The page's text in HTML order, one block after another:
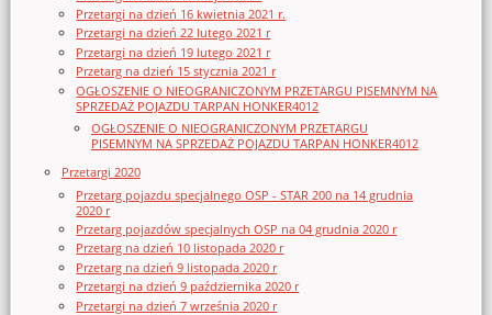
Przetargi na dzień 16 kwietnia 2021 r.
Przetargi na dzień 22 lutego 2021 r
Przetargi na dzień 19 lutego 2021 r
Przetarg na dzień 15 stycznia 2021 r
OGŁOSZENIE O NIEOGRANICZONYM PRZETARGU PISEMNYM NA
SPRZEDAŻ POJAZDU TARPAN HONKER4012
OGŁOSZENIE O NIEOGRANICZONYM PRZETARGU
PISEMNYM NA SPRZEDAŻ POJAZDU TARPAN HONKER4012
Przetargi 2020
Przetarg pojazdu specjalnego OSP - STAR 200 na 14 grudnia
2020 r
Przetarg pojazdów specjalnych OSP na 04 grudnia 2020 r
Przetarg na dzień 10 listopada 2020 r
Przetarg na dzień 9 listopada 2020 r
Przetargi na dzień 9 października 2020 r
Przetargi na dzień 7 września 2020 r